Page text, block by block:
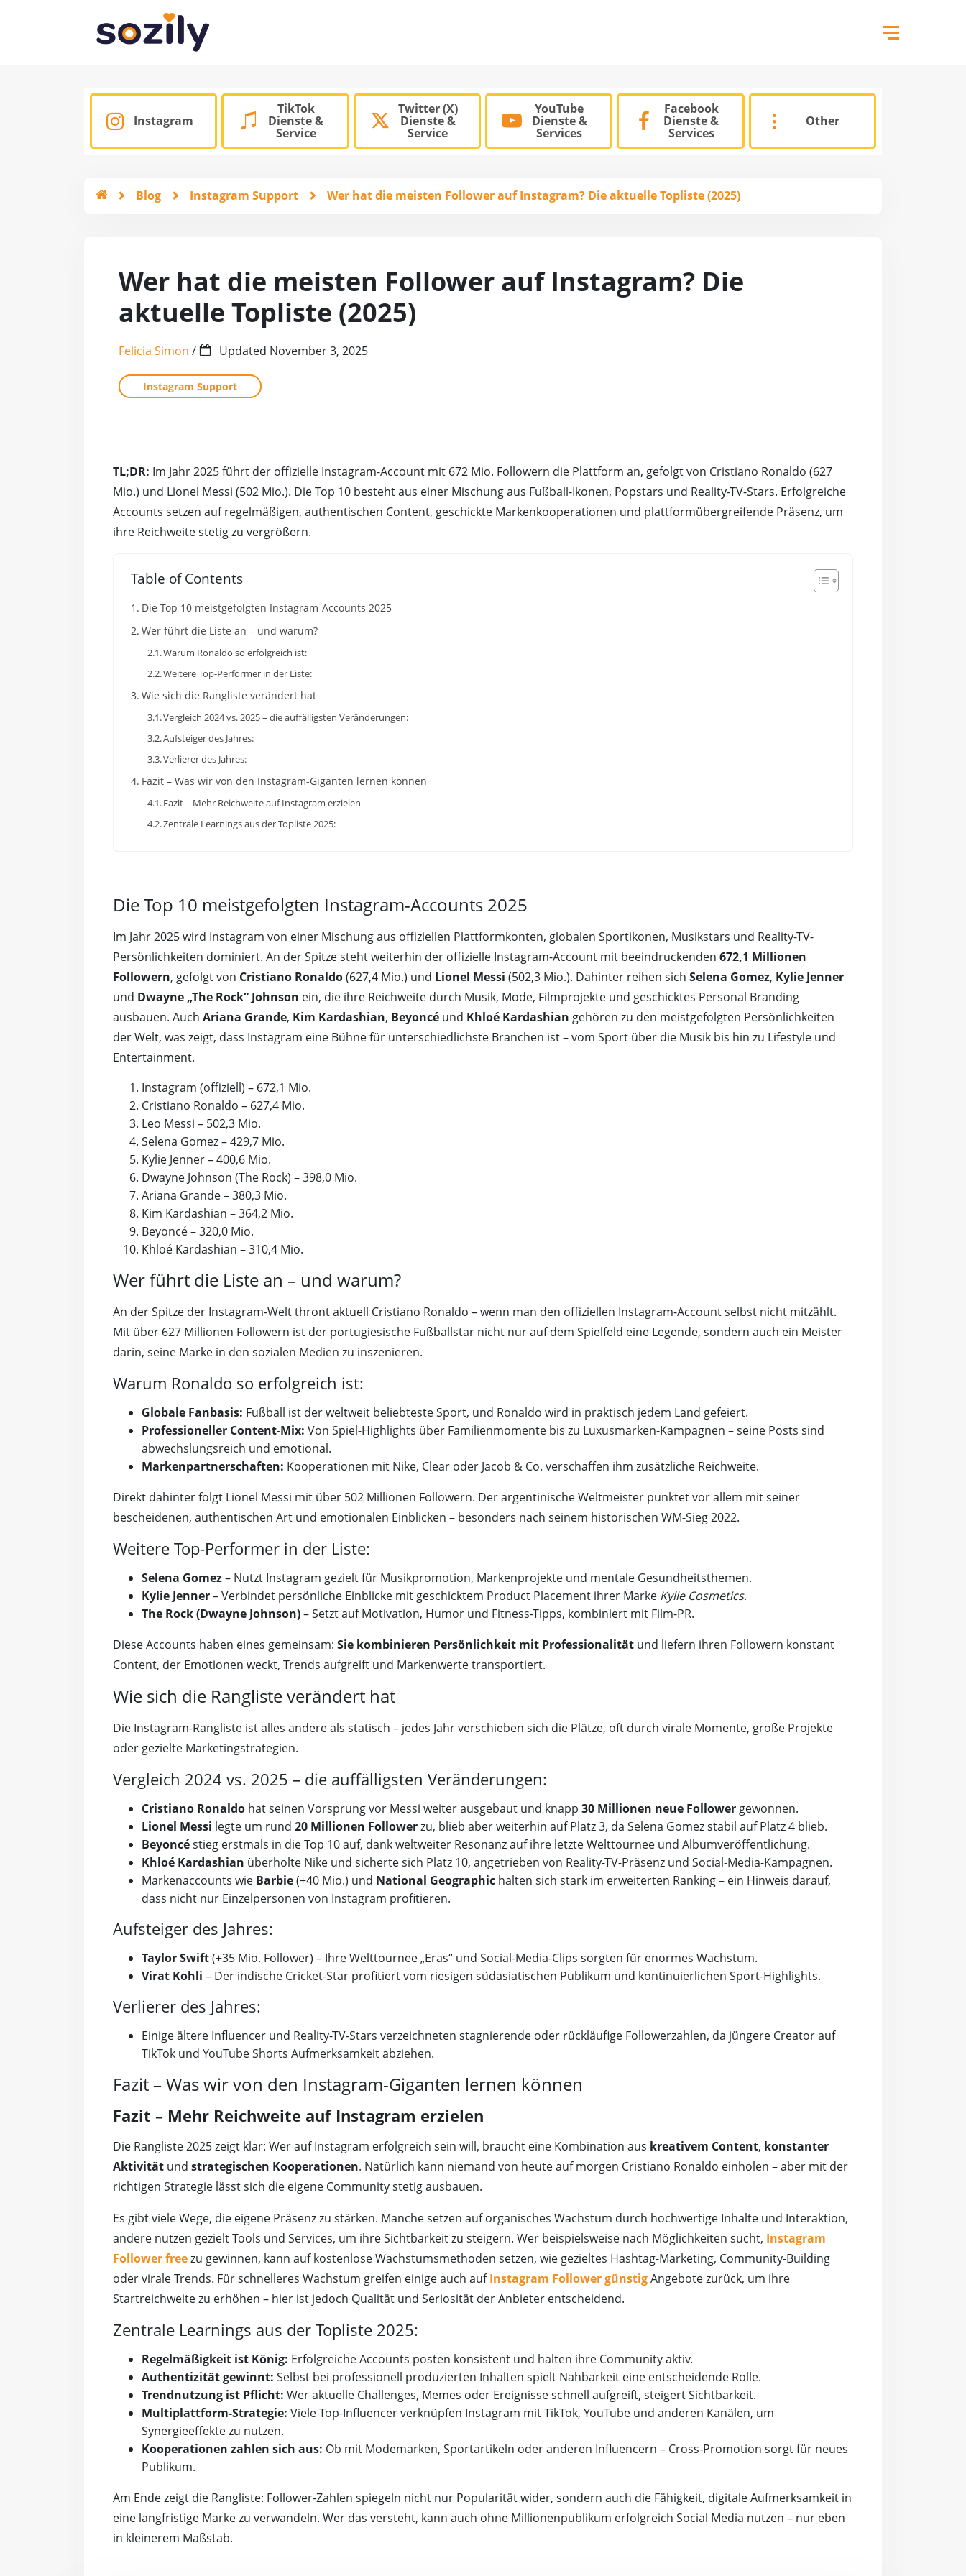
Instagram
TikTok
Dienste &
Service
Twitter (X)
Dienste &
Service
YouTube
Dienste &
Services
Facebook
Dienste &
Services
Other
Blog Instagram Support Wer hat die meisten Follower auf Instagram? Die aktuelle Topliste (2025)
Instagram Support
Wer hat die meisten Follower auf Instagram? Die
aktuelle Topliste (2025)
Felicia Simon / Updated November 3, 2025
TL;DR: Im Jahr 2025 führt der offizielle Instagram-Account mit 672 Mio. Followern die Plattform an, gefolgt von Cristiano Ronaldo (627
Mio.) und Lionel Messi (502 Mio.). Die Top 10 besteht aus einer Mischung aus Fußball-Ikonen, Popstars und Reality-TV-Stars. Erfolgreiche
Accounts setzen auf regelmäßigen, authentischen Content, geschickte Markenkooperationen und plattformübergreifende Präsenz, um
ihre Reichweite stetig zu vergrößern.
Table of Contents
Die Top 10 meistgefolgten Instagram-Accounts 2025
Wer führt die Liste an – und warum?
Warum Ronaldo so erfolgreich ist:
Weitere Top-Performer in der Liste:
Wie sich die Rangliste verändert hat
Vergleich 2024 vs. 2025 – die auffälligsten Veränderungen:
Aufsteiger des Jahres:
Verlierer des Jahres:
Fazit – Was wir von den Instagram-Giganten lernen können
Fazit – Mehr Reichweite auf Instagram erzielen
Zentrale Learnings aus der Topliste 2025:
Die Top 10 meistgefolgten Instagram-Accounts 2025
Im Jahr 2025 wird Instagram von einer Mischung aus offiziellen Plattformkonten, globalen Sportikonen, Musikstars und Reality-TV-
Persönlichkeiten dominiert. An der Spitze steht weiterhin der offizielle Instagram-Account mit beeindruckenden 672,1 Millionen
Followern, gefolgt von Cristiano Ronaldo(627,4 Mio.) und Lionel Messi (502,3 Mio.). Dahinter reihen sich Selena Gomez, Kylie Jenner
und Dwayne „The Rock“ Johnson ein, die ihre Reichweite durch Musik, Mode, Filmprojekte und geschicktes Personal Branding
ausbauen. Auch Ariana Grande, Kim Kardashian, Beyoncé und Khloé Kardashian gehören zu den meistgefolgten Persönlichkeiten
der Welt, was zeigt, dass Instagram eine Bühne für unterschiedlichste Branchen ist – vom Sport über die Musik bis hin zu Lifestyle und
Entertainment.
Instagram (offiziell) – 672,1 Mio.
Cristiano Ronaldo – 627,4 Mio.
Leo Messi – 502,3 Mio.
Selena Gomez – 429,7 Mio.
Kylie Jenner – 400,6 Mio.
Dwayne Johnson (The Rock) – 398,0 Mio.
Ariana Grande – 380,3 Mio.
Kim Kardashian – 364,2 Mio.
Beyoncé – 320,0 Mio.
Khloé Kardashian – 310,4 Mio.
Wer führt die Liste an – und warum?
An der Spitze der Instagram-Welt thront aktuell Cristiano Ronaldo – wenn man den offiziellen Instagram-Account selbst nicht mitzählt.
Mit über 627 Millionen Followern ist der portugiesische Fußballstar nicht nur auf dem Spielfeld eine Legende, sondern auch ein Meister
darin, seine Marke in den sozialen Medien zu inszenieren.
Warum Ronaldo so erfolgreich ist:
Globale Fanbasis: Fußball ist der weltweit beliebteste Sport, und Ronaldo wird in praktisch jedem Land gefeiert.
Professioneller Content-Mix: Von Spiel-Highlights über Familienmomente bis zu Luxusmarken-Kampagnen – seine Posts sind
abwechslungsreich und emotional.
Markenpartnerschaften: Kooperationen mit Nike, Clear oder Jacob & Co. verschaffen ihm zusätzliche Reichweite.
Direkt dahinter folgt Lionel Messi mit über 502 Millionen Followern. Der argentinische Weltmeister punktet vor allem mit seiner
bescheidenen, authentischen Art und emotionalen Einblicken – besonders nach seinem historischen WM-Sieg 2022.
Weitere Top-Performer in der Liste:
Selena Gomez– Nutzt Instagram gezielt für Musikpromotion, Markenprojekte und mentale Gesundheitsthemen.
Kylie Jenner– Verbindet persönliche Einblicke mit geschicktem Product Placement ihrer Marke Kylie Cosmetics.
The Rock (Dwayne Johnson)– Setzt auf Motivation, Humor und Fitness-Tipps, kombiniert mit Film-PR.
Diese Accounts haben eines gemeinsam: Sie kombinieren Persönlichkeit mit Professionalität und liefern ihren Followern konstant
Content, der Emotionen weckt, Trends aufgreift und Markenwerte transportiert.
Wie sich die Rangliste verändert hat
Die Instagram-Rangliste ist alles andere als statisch – jedes Jahr verschieben sich die Plätze, oft durch virale Momente, große Projekte
oder gezielte Marketingstrategien.
Vergleich 2024 vs. 2025 – die auffälligsten Veränderungen:
Cristiano Ronaldo hat seinen Vorsprung vor Messi weiter ausgebaut und knapp 30 Millionen neue Follower gewonnen.
Lionel Messi legte um rund 20 Millionen Followerzu, blieb aber weiterhin auf Platz 3, da Selena Gomez stabil auf Platz 4 blieb.
Beyoncéstieg erstmals in die Top 10 auf, dank weltweiter Resonanz auf ihre letzte Welttournee und Albumveröffentlichung.
Khloé Kardashian überholte Nike und sicherte sich Platz 10, angetrieben von Reality-TV-Präsenz und Social-Media-Kampagnen.
Markenaccounts wie Barbie(+40 Mio.) und National Geographic halten sich stark im erweiterten Ranking – ein Hinweis darauf,
dass nicht nur Einzelpersonen von Instagram profitieren.
Aufsteiger des Jahres:
Taylor Swift(+35 Mio. Follower) – Ihre Welttournee „Eras“ und Social-Media-Clips sorgten für enormes Wachstum.
Virat Kohli – Der indische Cricket-Star profitiert vom riesigen südasiatischen Publikum und kontinuierlichen Sport-Highlights.
Verlierer des Jahres:
Einige ältere Influencer und Reality-TV-Stars verzeichneten stagnierende oder rückläufige Followerzahlen, da jüngere Creator auf
TikTok und YouTube Shorts Aufmerksamkeit abziehen.
Fazit – Was wir von den Instagram-Giganten lernen können
Fazit – Mehr Reichweite auf Instagram erzielen
Die Rangliste 2025 zeigt klar: Wer auf Instagram erfolgreich sein will, braucht eine Kombination aus kreativem Content, konstanter
Aktivität und strategischen Kooperationen. Natürlich kann niemand von heute auf morgen Cristiano Ronaldo einholen – aber mit der
richtigen Strategie lässt sich die eigene Community stetig ausbauen.
Es gibt viele Wege, die eigene Präsenz zu stärken. Manche setzen auf organisches Wachstum durch hochwertige Inhalte und Interaktion,
andere nutzen gezielt Tools und Services, um ihre Sichtbarkeit zu steigern. Wer beispielsweise nach Möglichkeiten sucht, Instagram
Follower freezu gewinnen, kann auf kostenlose Wachstumsmethoden setzen, wie gezieltes Hashtag-Marketing, Community-Building
oder virale Trends. Für schnelleres Wachstum greifen einige auch aufInstagram Follower günstigAngebote zurück, um ihre
Startreichweite zu erhöhen – hier ist jedoch Qualität und Seriosität der Anbieter entscheidend.
Zentrale Learnings aus der Topliste 2025:
Regelmäßigkeit ist König: Erfolgreiche Accounts posten konsistent und halten ihre Community aktiv.
Authentizität gewinnt: Selbst bei professionell produzierten Inhalten spielt Nahbarkeit eine entscheidende Rolle.
Trendnutzung ist Pflicht: Wer aktuelle Challenges, Memes oder Ereignisse schnell aufgreift, steigert Sichtbarkeit.
Multiplattform-Strategie: Viele Top-Influencer verknüpfen Instagram mit TikTok, YouTube und anderen Kanälen, um
Synergieeffekte zu nutzen.
Kooperationen zahlen sich aus: Ob mit Modemarken, Sportartikeln oder anderen Influencern – Cross-Promotion sorgt für neues
Publikum.
Am Ende zeigt die Rangliste: Follower-Zahlen spiegeln nicht nur Popularität wider, sondern auch die Fähigkeit, digitale Aufmerksamkeit in
eine langfristige Marke zu verwandeln. Wer das versteht, kann auch ohne Millionenpublikum erfolgreich Social Media nutzen – nur eben
in kleinerem Maßstab.